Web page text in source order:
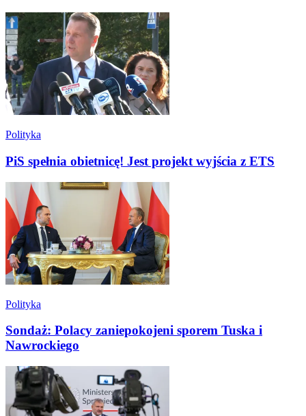
Polityka
PiS spełnia obietnicę! Jest projekt wyjścia z ETS
Polityka
Sondaż: Polacy zaniepokojeni sporem Tuska i
Nawrockiego